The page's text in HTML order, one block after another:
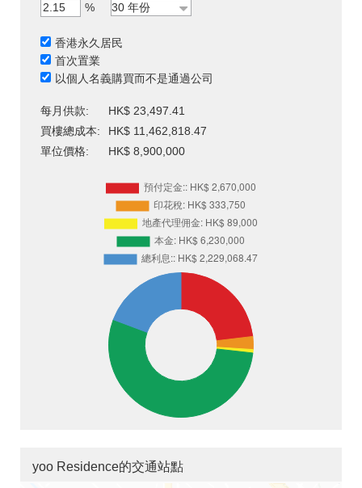
%
香港永久居民
首次置業
以個人名義購買而不是通過公司
每月供款:
HK$ 23,497.41
買樓總成本:
HK$ 11,462,818.47
單位價格:
HK$ 8,900,000
yoo Residence的交通站點